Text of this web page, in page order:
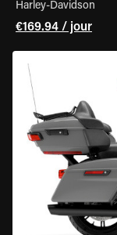
Harley-Davidson
€169.94 / jour